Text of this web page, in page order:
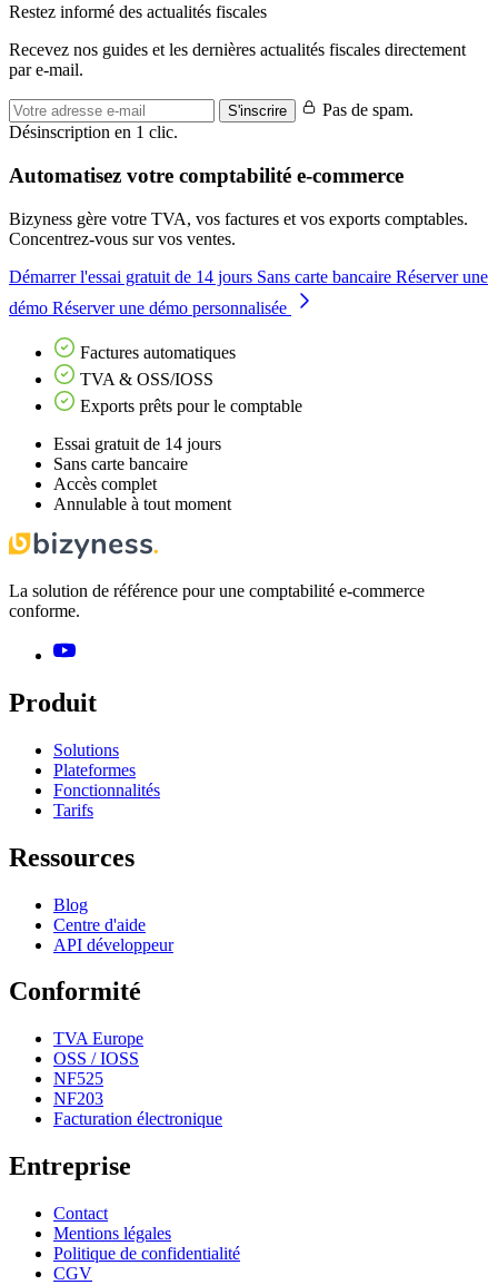
Restez informé des actualités fiscales
Recevez nos guides et les dernières actualités fiscales directement
par e-mail.
S'inscrire
Pas de spam.
Désinscription en 1 clic.
Automatisez votre comptabilité e-commerce
Bizyness gère votre TVA, vos factures et vos exports comptables.
Concentrez-vous sur vos ventes.
Démarrer l'essai gratuit de 14 jours Sans carte bancaire Réserver une
démo Réserver une démo personnalisée
Factures automatiques
TVA & OSS/IOSS
Exports prêts pour le comptable
Essai gratuit de 14 jours
Sans carte bancaire
Accès complet
Annulable à tout moment
La solution de référence pour une comptabilité e-commerce
conforme.
Produit
Solutions
Plateformes
Fonctionnalités
Tarifs
Ressources
Blog
Centre d'aide
API développeur
Conformité
TVA Europe
OSS / IOSS
NF525
NF203
Facturation électronique
Entreprise
Contact
Mentions légales
Politique de confidentialité
CGV